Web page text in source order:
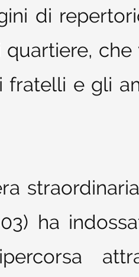
di
fratelli e gli
ha